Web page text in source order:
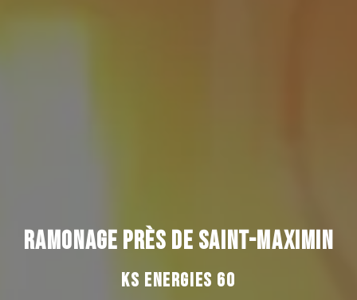
RAMONAGE PRÈS DE SAINT-MAXIMIN
KS ENERGIES 60